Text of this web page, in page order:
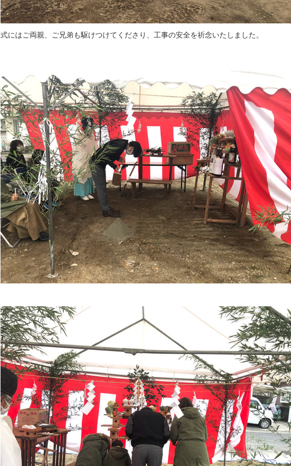
式にはご両親、ご兄弟も駆けつけてくださり、工事の安全を祈念いたしました。